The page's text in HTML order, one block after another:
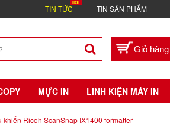
TIN TỨC TIN SẢN PHẨM
MỰC IN LINH KIỆN MÁY IN
khiển Ricoh ScanSnap IX1400 formatter